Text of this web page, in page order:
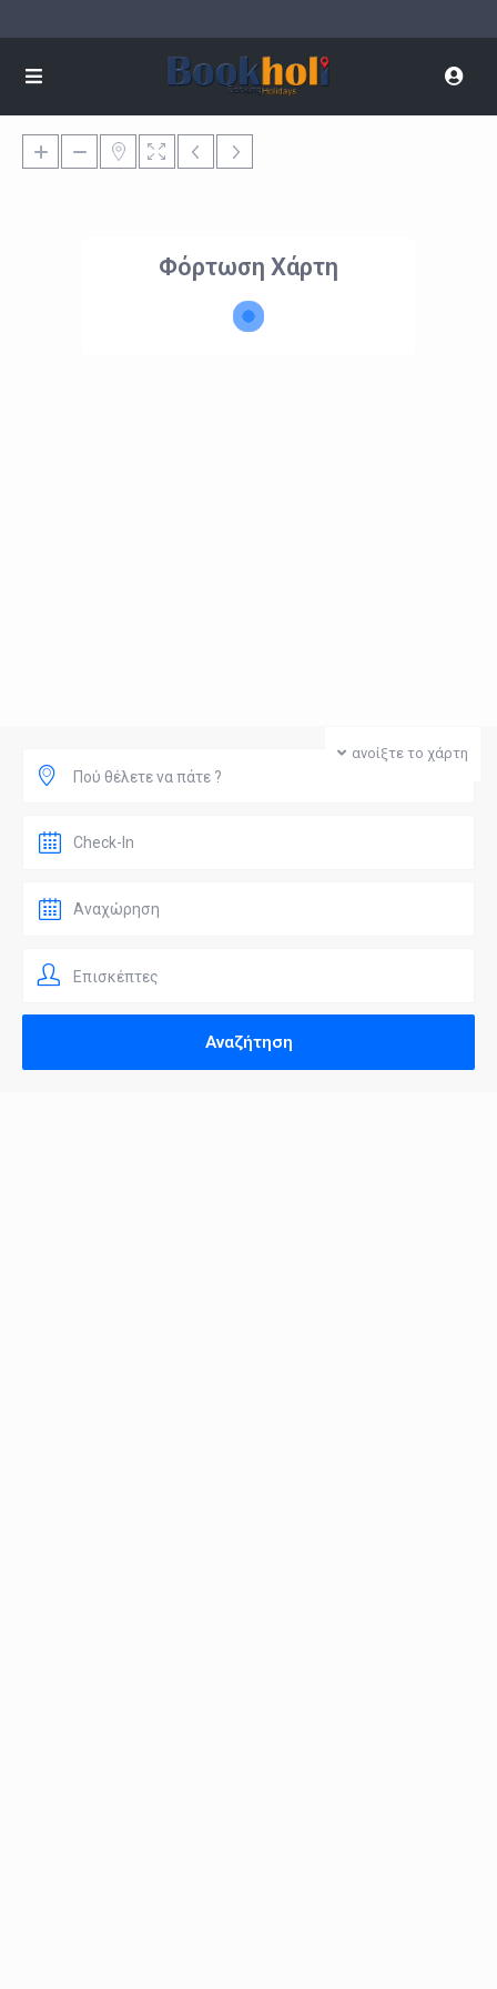
Φόρτωση Χάρτη
ανοίξτε το χάρτη
Πού θέλετε να πάτε ?
Επισκέπτες